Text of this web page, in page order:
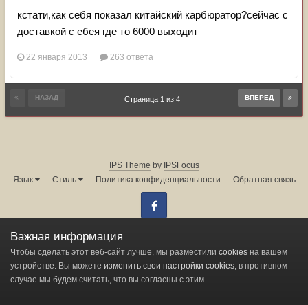
кстати,как себя показал китайский карбюратор?сейчас с
доставкой с ебея где то 6000 выходит
22 января 2013 263 ответа
НАЗАД ВПЕРЁД
Страница 1 из 4
IPS Theme by IPSFocus
Язык
Стиль Политика конфиденциальности Обратная связь
Администрация форума:
Powered by Invision Community
Change privacy settings
Важная информация
Чтобы сделать этот веб-сайт лучше, мы разместили cookies на вашем
устройстве. Вы можете изменить свои настройки cookies, в противном
случае мы будем считать, что вы согласны с этим.